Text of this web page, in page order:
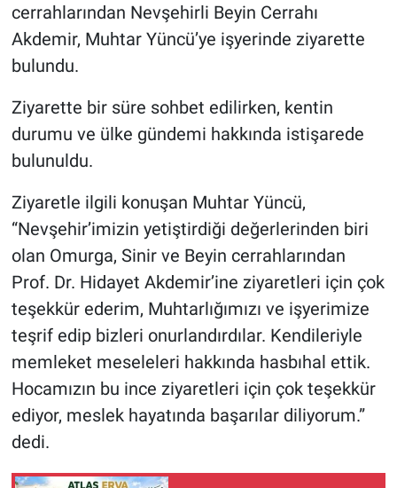
cerrahlarından Nevşehirli Beyin Cerrahı
Akdemir, Muhtar Yüncü’ye işyerinde ziyarette
bulundu.
Ziyarette bir süre sohbet edilirken, kentin
durumu ve ülke gündemi hakkında istişarede
bulunuldu.
Ziyaretle ilgili konuşan Muhtar Yüncü,
“Nevşehir’imizin yetiştirdiği değerlerinden biri
olan Omurga, Sinir ve Beyin cerrahlarından
Prof. Dr. Hidayet Akdemir’ine ziyaretleri için çok
teşekkür ederim, Muhtarlığımızı ve işyerimize
teşrif edip bizleri onurlandırdılar. Kendileriyle
memleket meseleleri hakkında hasbıhal ettik.
Hocamızın bu ince ziyaretleri için çok teşekkür
ediyor, meslek hayatında başarılar diliyorum.”
dedi.